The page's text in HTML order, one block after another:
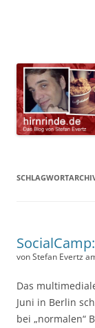
von Stefan Evertz
Das
Juni in Berlin
bei „normalen“